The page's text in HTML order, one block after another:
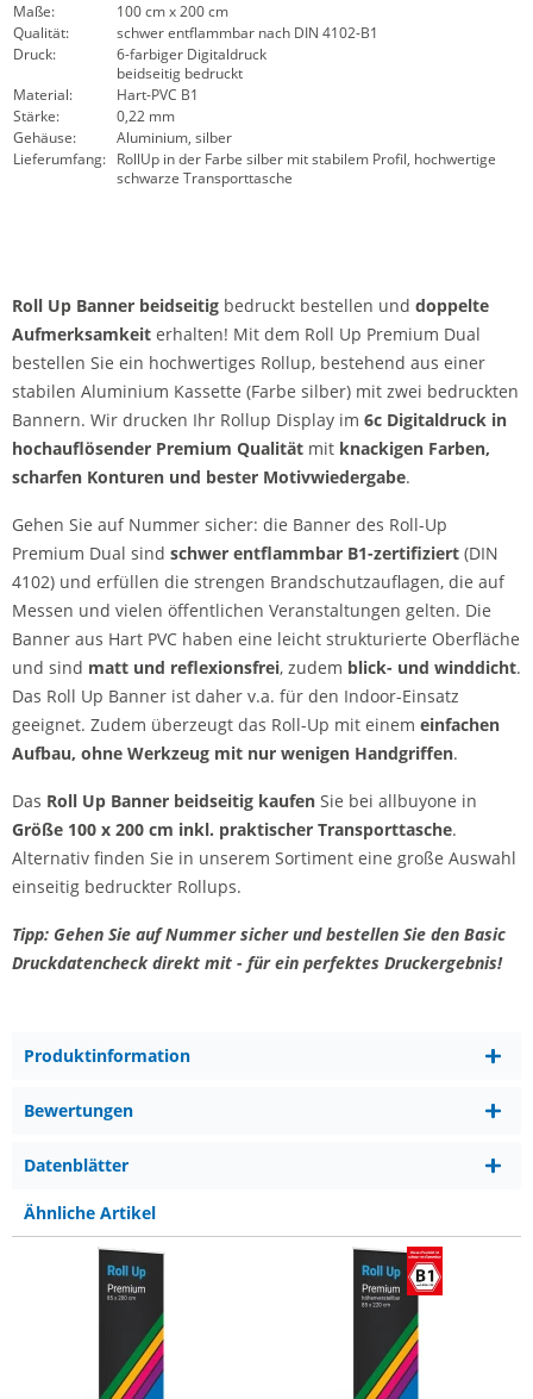
Maße:
100 cm x 200 cm
Qualität:
schwer entflammbar nach DIN 4102-B1
Druck:
6-farbiger Digitaldruck
beidseitig bedruckt
Material:
Hart-PVC B1
Stärke:
0,22 mm
Gehäuse:
Aluminium, silber
Lieferumfang: RollUp in der Farbe silber mit stabilem Profil, hochwertige
schwarze Transporttasche
Roll Up Banner beidseitig bedruckt bestellen und doppelte
Aufmerksamkeit erhalten! Mit dem Roll Up Premium Dual
bestellen Sie ein hochwertiges Rollup, bestehend aus einer
stabilen Aluminium Kassette (Farbe silber) mit zwei bedruckten
Bannern. Wir drucken Ihr Rollup Display im 6c Digitaldruck in
hochauflösender Premium Qualität mit knackigen Farben,
scharfen Konturen und bester Motivwiedergabe.
Gehen Sie auf Nummer sicher: die Banner des Roll-Up
Premium Dual sind schwer entflammbar B1-zertifiziert (DIN
4102) und erfüllen die strengen Brandschutzauflagen, die auf
Messen und vielen öffentlichen Veranstaltungen gelten. Die
Banner aus Hart PVC haben eine leicht strukturierte Oberfläche
und sind matt und reflexionsfrei, zudem blick- und winddicht.
Das Roll Up Banner ist daher v.a. für den Indoor-Einsatz
geeignet. Zudem überzeugt das Roll-Up mit einem einfachen
Aufbau, ohne Werkzeug mit nur wenigen Handgriffen.
Das Roll Up Banner beidseitig kaufen Sie bei allbuyone in
Größe 100 x 200 cm inkl. praktischer Transporttasche.
Alternativ finden Sie in unserem Sortiment eine große Auswahl
einseitig bedruckter Rollups.
Tipp: Gehen Sie auf Nummer sicher und bestellen Sie den Basic
Druckdatencheck direkt mit - für ein perfektes Druckergebnis!
Produktinformation
Bewertungen
Datenblätter
Ähnliche Artikel